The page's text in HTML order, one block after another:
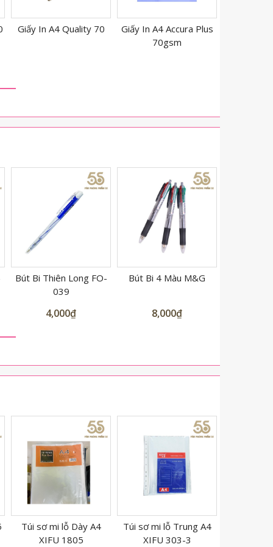
Giấy In A4 Accura Plus
Giấy In A4 Natural 70
Bút Bi 4 Màu M&G
8,000₫
Bút đế cắm Thiên Long
10,000₫
Túi sơ mi lỗ Trung A4
XIFU 303-3
Túi sơ mi lỗ mỏng A4
XIFU 303A